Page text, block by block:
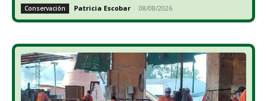
Conservación Patricia Escobar - 08/08/2026